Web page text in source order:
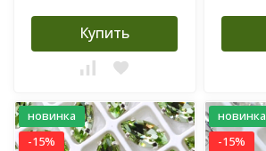
Купить
новинка
-15%
новинка
-15%